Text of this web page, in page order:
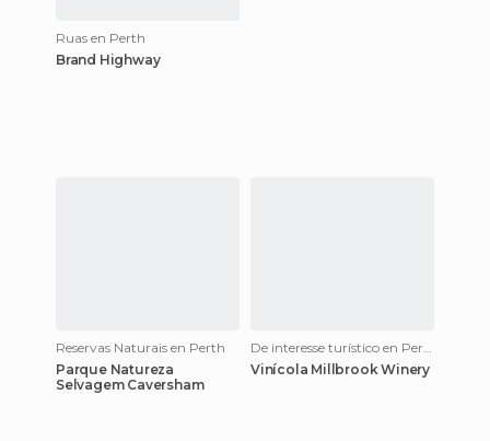
Ruas en Perth
Brand Highway
Reservas Naturais en Perth
Parque Natureza
Selvagem Caversham
De interesse turístico en Perth
Vinícola Millbrook Winery